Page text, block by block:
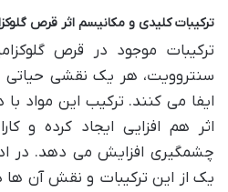
ترکیبات کلیدی و مکانیسم اثر قرص
سنتروویت، هر یک نقشی حیاتی
ایفا می کنند. ترکیب این مواد
اثر هم افزایی ایجاد کرده و
چشمگیری افزایش می دهد. در
یک از این ترکیبات و نقش آن